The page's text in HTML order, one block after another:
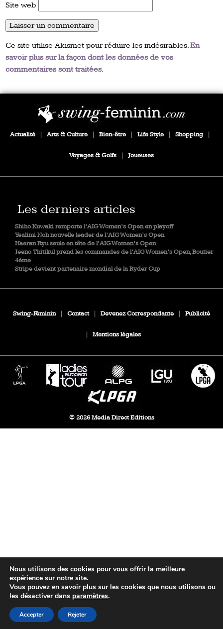
Site web
Ce site utilise Akismet pour réduire les indésirables.En
savoir plus sur la façon dont les données de vos
commentaires sont traitées.
Actualité Arts & Culture Bien-être Life Style Shopping
Voyages & Golfs Joueuses
Les derniers articles
Shiho Kuwaki remporte l’AIG Women’s Open en playoff
Yealimi Noh nouvelle leader de l’AIG Women’s Open
Haeran Ryu seule en tête de l’AIG Women’s Open
Jeeno Thitikul prend les commandes de l’AIG Women’s Open, Boutier
4ème
Stripe devient partenaire mondial de la Ryder Cup
Swing-Féminin Contact Devenez Correspondante Publicité
Mentions légales
© 2026 Media Direct Editions
Nous utilisons des cookies pour vous offrir la meilleure
expérience sur notre site.
Vous pouvez en savoir plus sur les cookies que nous utilisons ou
les désactiver dans paramètres.
Accepter Rejeter